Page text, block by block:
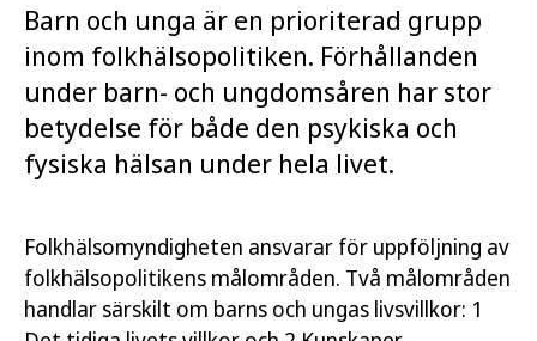
Barn och unga är en prioriterad grupp
inom folkhälsopolitiken. Förhållanden
under barn- och ungdomsåren har stor
betydelse för både den psykiska och
fysiska hälsan under hela livet.
Folkhälsomyndigheten ansvarar för uppföljning av
folkhälsopolitikens målområden. Två målområden
handlar särskilt om barns och ungas livsvillkor: 1